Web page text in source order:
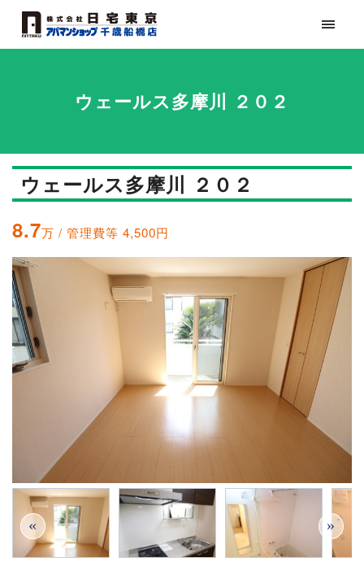
ウェールス多摩川 ２０２
ウェールス多摩川 ２０２
8.7万 / 管理費等 4,500円
« »